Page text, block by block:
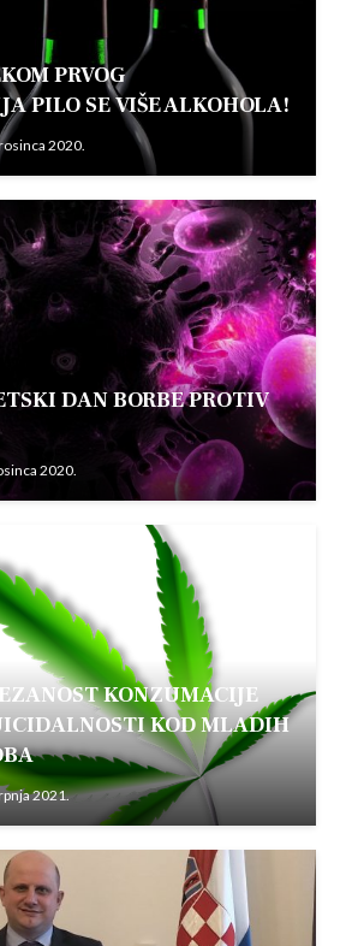
PRVOG
PILO SE VIŠE ALKOHOLA!
2020.
DAN BORBE PROTIV
2020.
KONZUMACIJE
KOD MLADIH
2021.